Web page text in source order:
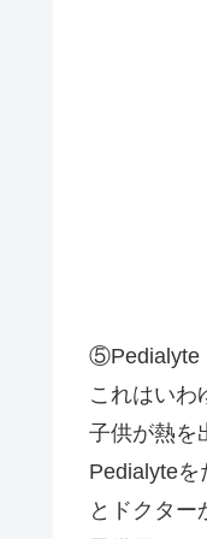
⑤Pedialyte
これはいわ
子供が熱を
Pedialyteを
とドクター